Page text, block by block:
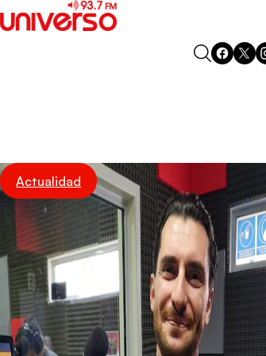
Podcasts
Actualidad